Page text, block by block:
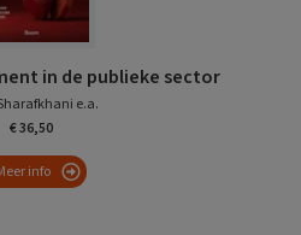
in de publieke sector
e.a.
€ 36,50
info